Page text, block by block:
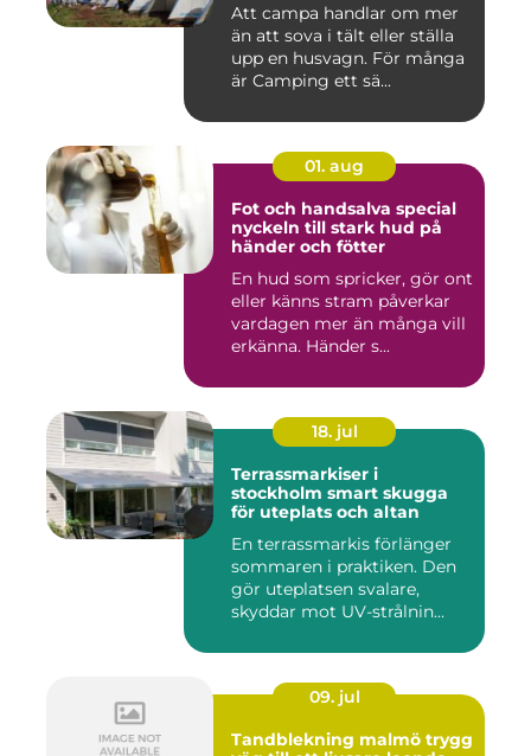
Att campa handlar om mer
än att sova i tält eller ställa
upp en husvagn. För många
är Camping ett sä...
01. aug
Fot och handsalva special
nyckeln till stark hud på
händer och fötter
En hud som spricker, gör ont
eller känns stram påverkar
vardagen mer än många vill
erkänna. Händer s...
18. jul
Terrassmarkiser i
stockholm smart skugga
för uteplats och altan
En terrassmarkis förlänger
sommaren i praktiken. Den
gör uteplatsen svalare,
skyddar mot UV-strålnin...
09. jul
Tandblekning malmö trygg